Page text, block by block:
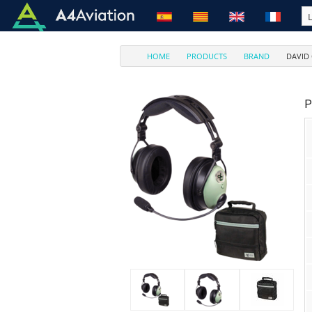
HOME PRODUCTS BRAND DAVID